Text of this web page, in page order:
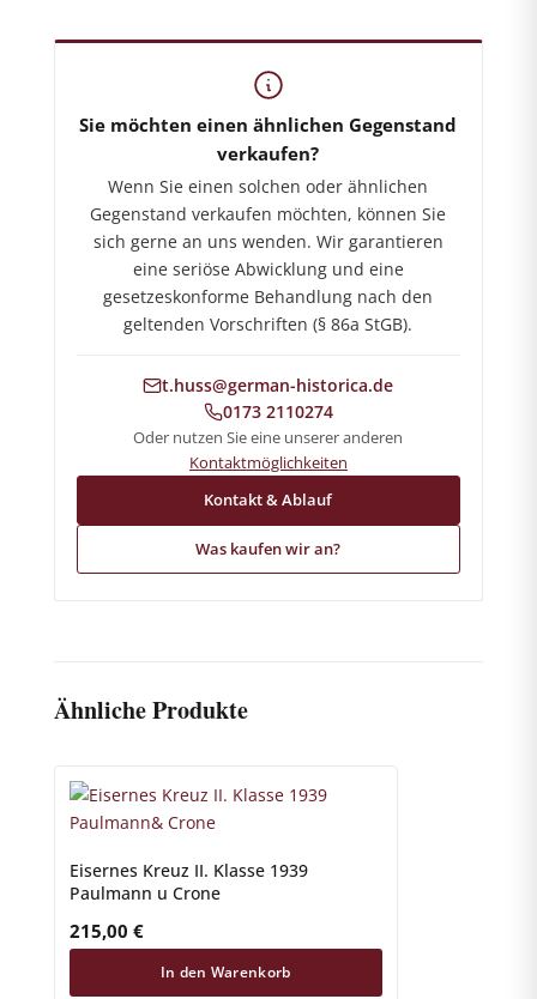
Sie möchten einen ähnlichen Gegenstand
verkaufen?
Wenn Sie einen solchen oder ähnlichen
Gegenstand verkaufen möchten, können Sie
sich gerne an uns wenden. Wir garantieren
eine seriöse Abwicklung und eine
gesetzeskonforme Behandlung nach den
geltenden Vorschriften (§ 86a StGB).
t.huss@german-historica.de
0173 2110274
Oder nutzen Sie eine unserer anderen
Kontaktmöglichkeiten
Kontakt & Ablauf
Was kaufen wir an?
Ähnliche Produkte
Eisernes Kreuz II. Klasse 1939
Paulmann u Crone
215,00 €
In den Warenkorb